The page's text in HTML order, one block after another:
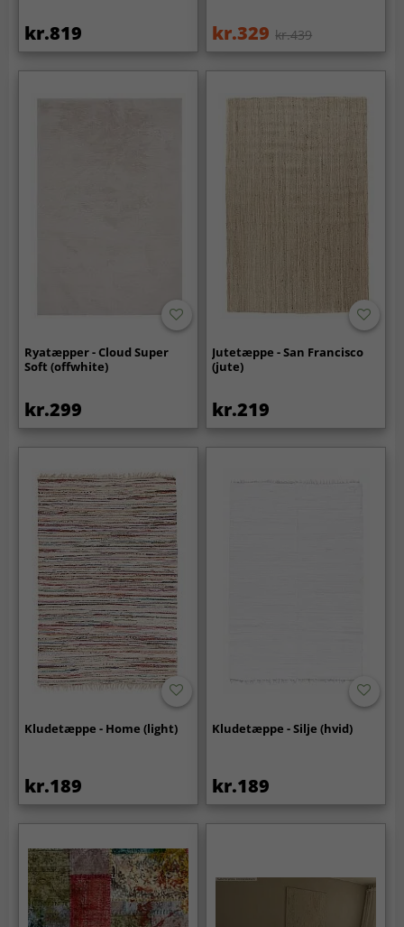
kr.819 kr.329 kr.439
Ryatæpper - Cloud Super
Soft (offwhite)
kr.299
Jutetæppe - San Francisco
(jute)
kr.219
Kludetæppe - Home (light)
kr.189
Kludetæppe - Silje (hvid)
kr.189